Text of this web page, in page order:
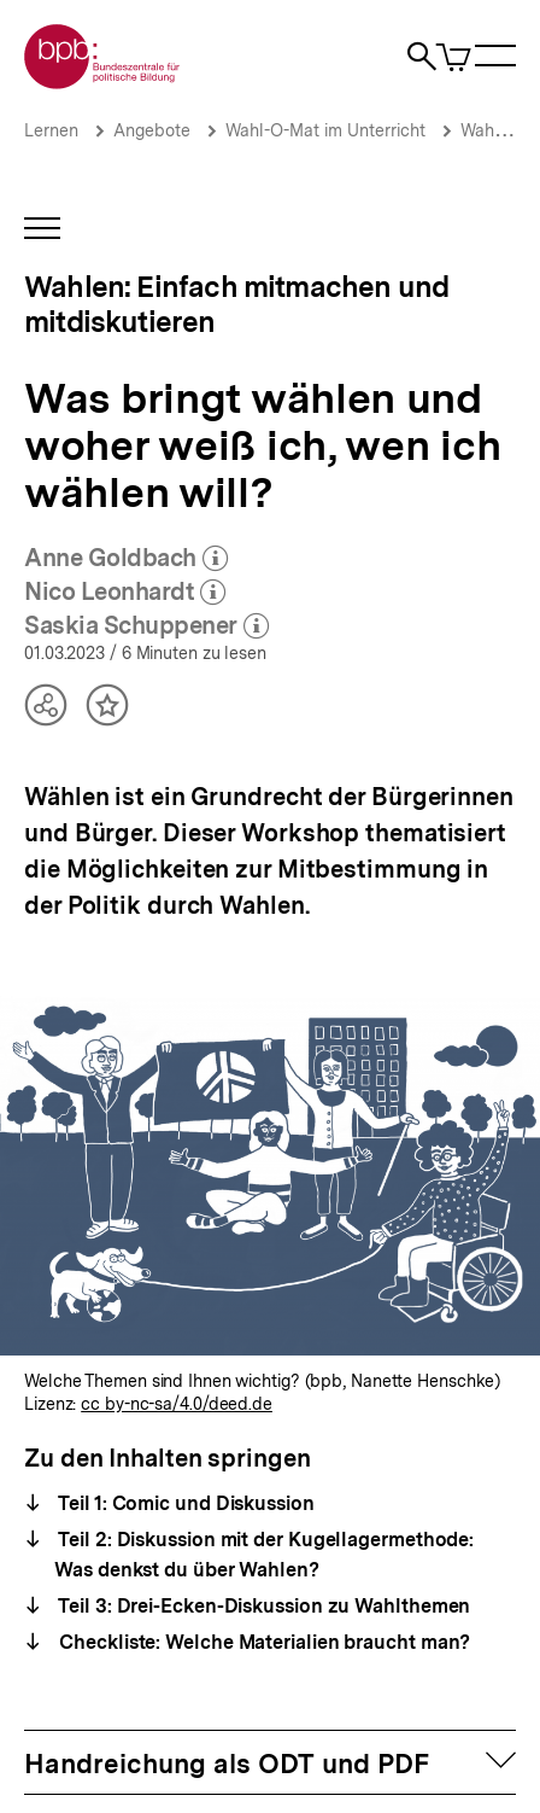
zum
Seiteninhalt
springen
Zur Startseite der bpb
Suche
Artikel
im
Was
woher
weiß
wen
ich
Wahlen:
Einfach
mitmachen
und
mitdiskutieren
bpb.de
Brotkrümelnavigation
Pfadnavigation
Lernen Angebote Wahl-O-Mat im Unterricht Wahlen: Einfach mitmachen und mitdiskutieren
INHALTSNAVIGATION
Wahlen: Einfach mitmachen und
mitdiskutieren
Was bringt wählen und
woher weiß ich, wen ich
wählen will?
Anne Goldbach
(Mehr zum Autor)
öffnen
Nico Leonhardt
(Mehr zum Autor)
öffnen
Saskia Schuppener
(Mehr zum Autor)
öffnen
01.03.2023 / 6 Minuten zu lesen
TeilenInhalt
Wählen ist ein Grundrecht der Bürgerinnen
und Bürger. Dieser Workshop thematisiert
die Möglichkeiten zur Mitbestimmung in
der Politik durch Wahlen.
Welche Themen sind Ihnen wichtig? (bpb, Nanette Henschke)
Lizenz:cc by-nc-sa/4.0/deed.de
Zu den Inhalten springen
Teil 1: Comic und Diskussion
Teil 2: Diskussion mit der Kugellagermethode:
Was denkst du über Wahlen?
Teil 3: Drei-Ecken-Diskussion zu Wahlthemen
Checkliste: Welche Materialien braucht man?
Handreichung als ODT und PDF